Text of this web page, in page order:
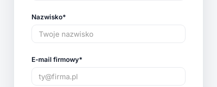
Nazwisko*
E-mail firmowy*